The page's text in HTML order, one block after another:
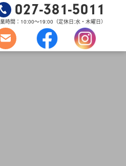
027-381-5011
時間：10:00～19:00 （定休日:水・木曜日）